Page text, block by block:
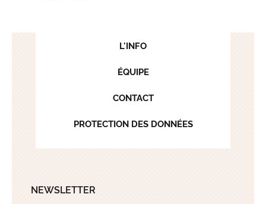
L'INFO
ÉQUIPE
CONTACT
PROTECTION DES DONNÉES
NEWSLETTER